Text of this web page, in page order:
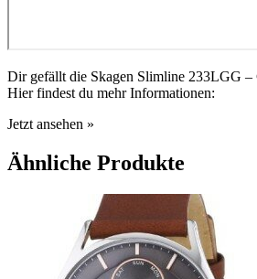
Dir gefällt die Skagen Slimline 233LGG –
Hier findest du mehr Informationen:
Jetzt ansehen »
Ähnliche Produkte